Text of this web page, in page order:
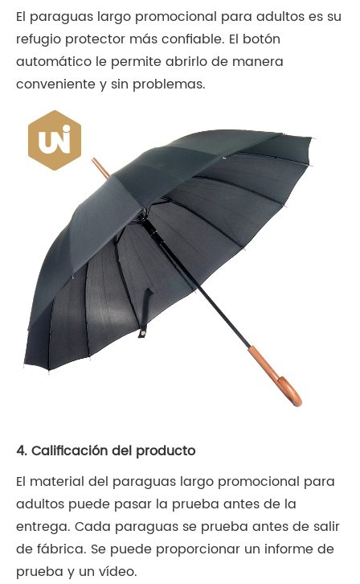
El paraguas largo promocional para adultos es su
refugio protector más confiable. El botón
automático le permite abrirlo de manera
conveniente y sin problemas.
4. Calificación del producto
El material del paraguas largo promocional para
adultos puede pasar la prueba antes de la
entrega. Cada paraguas se prueba antes de salir
de fábrica. Se puede proporcionar un informe de
prueba y un vídeo.